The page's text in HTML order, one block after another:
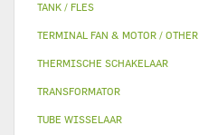
TANK / FLES
TERMINAL FAN & MOTOR / OTHER
THERMISCHE SCHAKELAAR
TRANSFORMATOR
TUBE WISSELAAR